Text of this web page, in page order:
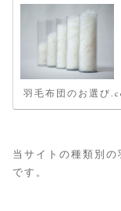
羽毛布団のお選び
当サイトの種類別
です。